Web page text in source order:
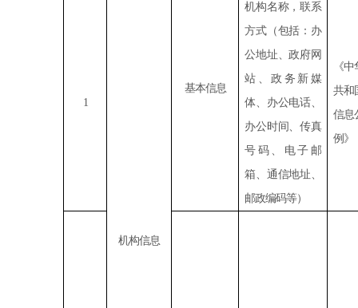
1
机构信息
基本信息
机构名称，联系
方式（包括：办
公地址、政府网
站、政务新媒
体、办公电话、
办公时间、传真
号码、电子邮
箱、通信地址、
邮政编码等）
《
共和
信息
例》